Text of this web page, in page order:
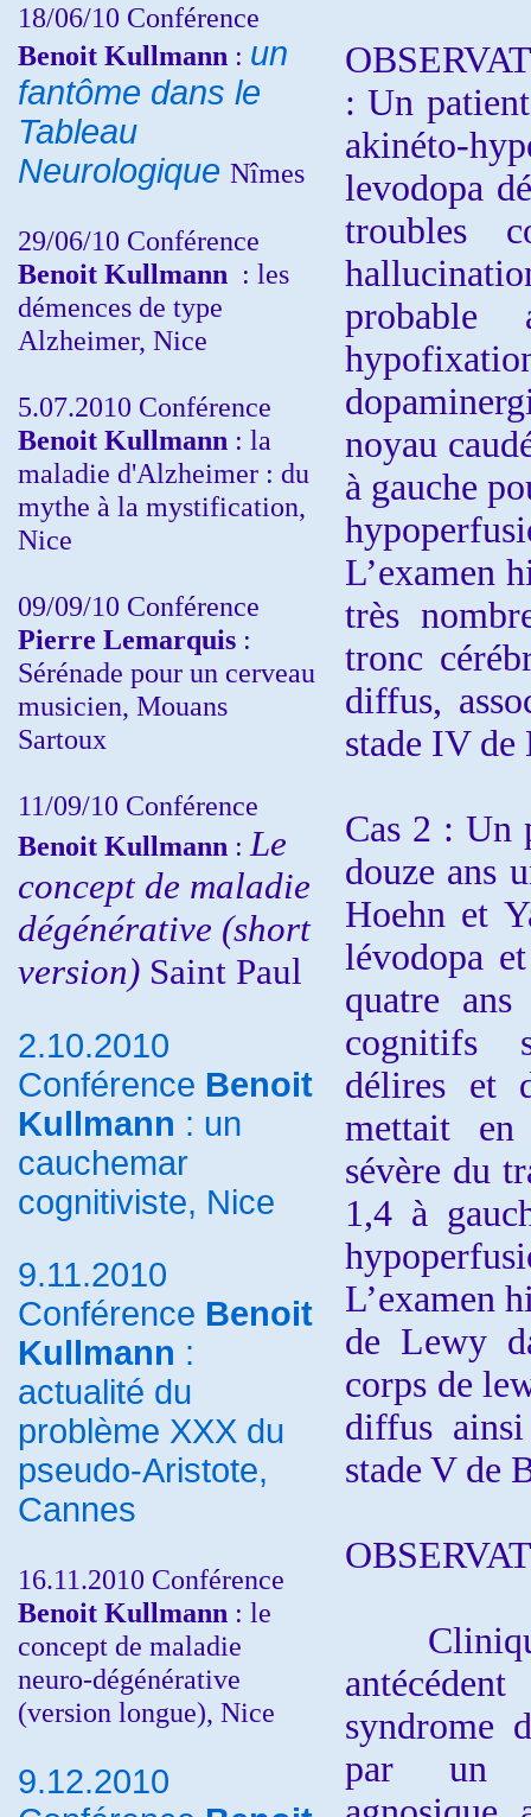
18/06/10 Conférence
Benoit Kullmann : un
fantôme dans le
Tableau
Neurologique Nîmes
29/06/10 Conférence
Benoit Kullmann : les
démences de type
Alzheimer, Nice
5.07.2010 Conférence
Benoit Kullmann : la
maladie d'Alzheimer : du
mythe à la mystification,
Nice
09/09/10 Conférence
Pierre Lemarquis :
Sérénade pour un cerveau
musicien, Mouans
Sartoux
11/09/10 Conférence
Benoit Kullmann : Le
concept de maladie
dégénérative (short
version) Saint Paul
2.10.2010
Conférence Benoit
Kullmann : un
cauchemar
cognitiviste, Nice
9.11.2010
Conférence Benoit
Kullmann :
actualité du
problème XXX du
pseudo-Aristote,
Cannes
16.11.2010 Conférence
Benoit Kullmann : le
concept de maladie
neuro-dégénérative
(version longue), Nice
9.12.2010
: Un
akinéto-
levodopa
troubles
noyau
à gauche
L’examen
très
tronc
diffus,
stade IV de
Cas 2 : Un
douze ans
Hoehn et
lévodopa
quatre
cognitifs
délires et
mettait en
sévère du
1,4 à
L’examen
de Lewy
corps de
diffus
stade V de
Clinique
syndrome
par un